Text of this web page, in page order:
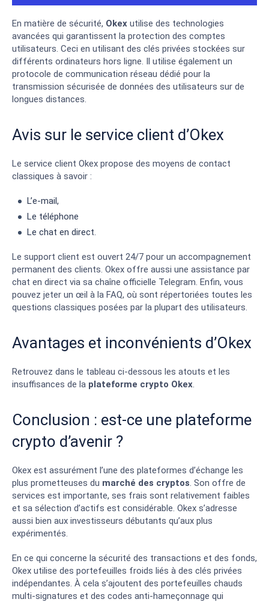
En matière de sécurité, Okex utilise des technologies
avancées qui garantissent la protection des comptes
utilisateurs. Ceci en utilisant des clés privées stockées sur
différents ordinateurs hors ligne. Il utilise également un
protocole de communication réseau dédié pour la
transmission sécurisée de données des utilisateurs sur de
longues distances.
Avis sur le service client d’Okex
Le service client Okex propose des moyens de contact
classiques à savoir :
L’e-mail,
Le téléphone
Le chat en direct.
Le support client est ouvert 24/7 pour un accompagnement
permanent des clients. Okex offre aussi une assistance par
chat en direct via sa chaîne officielle Telegram. Enfin, vous
pouvez jeter un œil à la FAQ, où sont répertoriées toutes les
questions classiques posées par la plupart des utilisateurs.
Avantages et inconvénients d’Okex
Retrouvez dans le tableau ci-dessous les atouts et les
insuffisances de la plateforme crypto Okex.
Conclusion : est-ce une plateforme
crypto d’avenir ?
Okex est assurément l’une des plateformes d’échange les
plus prometteuses du marché des cryptos. Son offre de
services est importante, ses frais sont relativement faibles
et sa sélection d’actifs est considérable. Okex s’adresse
aussi bien aux investisseurs débutants qu’aux plus
expérimentés.
En ce qui concerne la sécurité des transactions et des fonds,
Okex utilise des portefeuilles froids liés à des clés privées
indépendantes. À cela s’ajoutent des portefeuilles chauds
multi-signatures et des codes anti-hameçonnage qui